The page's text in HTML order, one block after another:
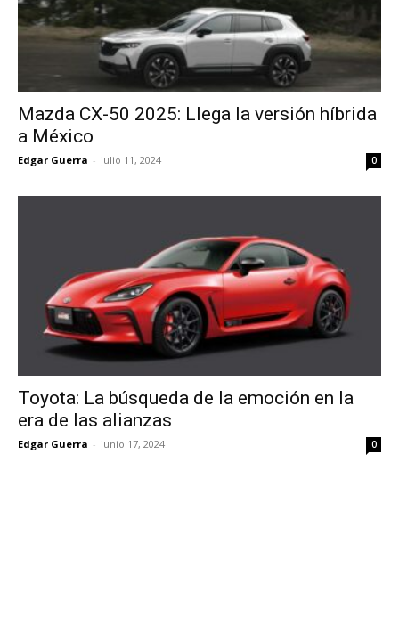
Mazda CX-50 2025: Llega la versión híbrida
a México
Edgar Guerra - julio 11, 2024 0
Toyota: La búsqueda de la emoción en la
era de las alianzas
Edgar Guerra - junio 17, 2024 0